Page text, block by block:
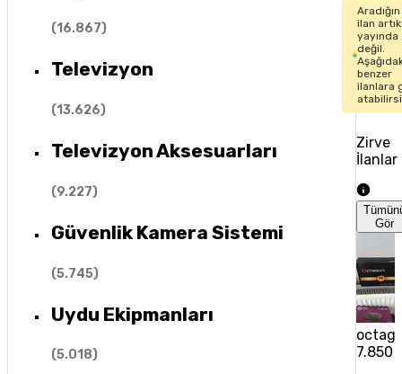
(16.867)
Televizyon
(13.626)
Televizyon Aksesuarları
(9.227)
Güvenlik Kamera Sistemi
(5.745)
Uydu Ekipmanları
(5.018)
Aradığın
ilan artık
yayında
değil.
benzer
ilanlara
Zirve
İlanlar
Gör
7.850